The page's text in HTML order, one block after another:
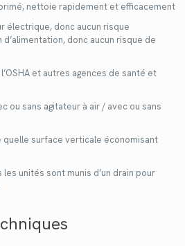
nettoie rapidement et efficacement
électrique, donc aucun risque
donc aucun risque de
et autres agences de santé et
ou sans agitateur à air / avec ou sans
quelle surface verticale économisant
unités sont munis d’un drain pour